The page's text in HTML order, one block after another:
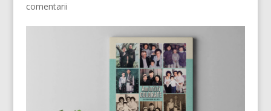
comentarii